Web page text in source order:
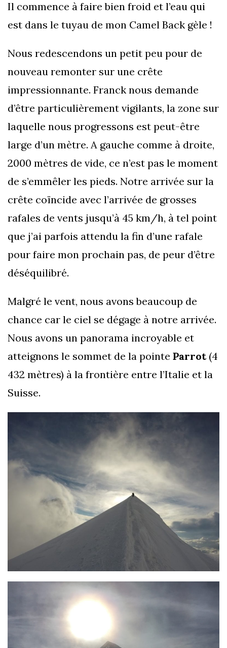
Il commence à faire bien froid et l’eau qui
est dans le tuyau de mon Camel Back gèle !
Nous redescendons un petit peu pour de
nouveau remonter sur une crête
impressionnante. Franck nous demande
d’être particulièrement vigilants, la zone sur
laquelle nous progressons est peut-être
large d’un mètre. A gauche comme à droite,
2000 mètres de vide, ce n’est pas le moment
de s’emmêler les pieds. Notre arrivée sur la
crête coïncide avec l’arrivée de grosses
rafales de vents jusqu’à 45 km/h, à tel point
que j’ai parfois attendu la fin d’une rafale
pour faire mon prochain pas, de peur d’être
déséquilibré.
Malgré le vent, nous avons beaucoup de
chance car le ciel se dégage à notre arrivée.
Nous avons un panorama incroyable et
atteignons le sommet de la pointe Parrot(4
432 mètres) à la frontière entre l’Italie et la
Suisse.